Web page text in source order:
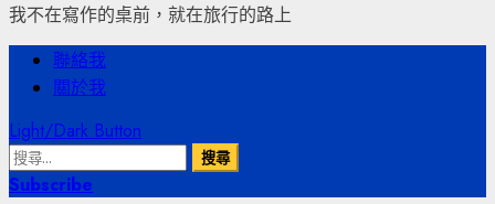
我不在寫作的桌前，就在旅行的路上
Primary
Menu
聯絡我
關於我
Light/Dark Button
搜
尋
Subscribe